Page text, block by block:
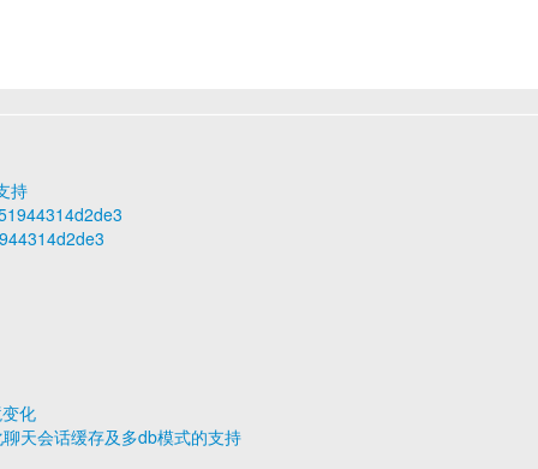
持
化
天会话缓存及多db模式的支持